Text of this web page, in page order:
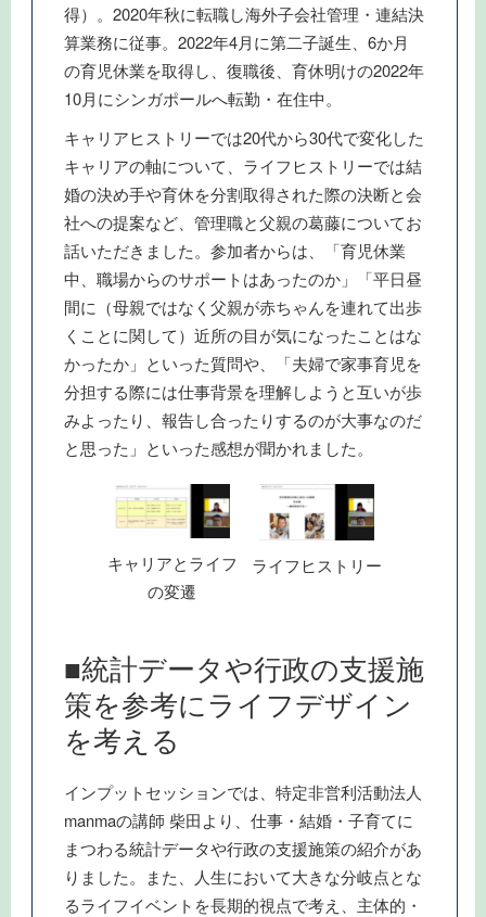
得）。2020年秋に転職し海外子会社管理・連結決
算業務に従事。2022年4月に第二子誕生、6か月
の育児休業を取得し、復職後、育休明けの2022年
10月にシンガポールへ転勤・在住中。
キャリアヒストリーでは20代から30代で変化した
キャリアの軸について、ライフヒストリーでは結
婚の決め手や育休を分割取得された際の決断と会
社への提案など、管理職と父親の葛藤についてお
話いただきました。参加者からは、「育児休業
中、職場からのサポートはあったのか」「平日昼
間に（母親ではなく父親が赤ちゃんを連れて出歩
くことに関して）近所の目が気になったことはな
かったか」といった質問や、「夫婦で家事育児を
分担する際には仕事背景を理解しようと互いが歩
みよったり、報告し合ったりするのが大事なのだ
と思った」といった感想が聞かれました。
キャリアとライフ
の変遷
ライフヒストリー
■統計データや行政の支援施
策を参考にライフデザイン
を考える
インプットセッションでは、特定非営利活動法人
manmaの講師 柴田より、仕事・結婚・子育てに
まつわる統計データや行政の支援施策の紹介があ
りました。また、人生において大きな分岐点とな
るライフイベントを長期的視点で考え、主体的・